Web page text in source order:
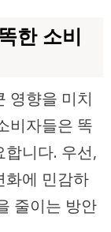
한 소비
영향을 미치
비자들은 똑
니다. 우선,
화에 민감하
줄이는 방안